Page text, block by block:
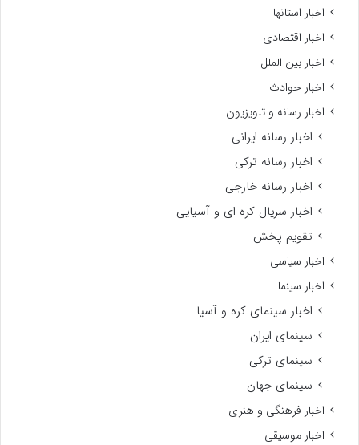
اخبار استانها
اخبار اقتصادی
اخبار بین الملل
اخبار حوادث
اخبار رسانه و تلویزیون
اخبار رسانه ایرانی
اخبار رسانه ترکی
اخبار رسانه خارجی
اخبار سریال کره ای و آسیایی
تقویم پخش
اخبار سیاسی
اخبار سینما
اخبار سینمای کره و آسیا
سینمای ایران
سینمای ترکی
سینمای جهان
اخبار فرهنگی و هنری
اخبار موسیقی